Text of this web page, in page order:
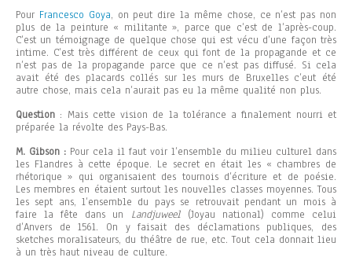
Pour Francesco Goya, on peut dire la même chose, ce n’est pas non
plus de la peinture « militante », parce que c’est de l’après-coup.
C’est un témoignage de quelque chose qui est vécu d’une façon très
intime. C’est très différent de ceux qui font de la propagande et ce
n’est pas de la propagande parce que ce n’est pas diffusé. Si cela
avait été des placards collés sur les murs de Bruxelles c’eut été
autre chose, mais cela n’aurait pas eu la même qualité non plus.
Question : Mais cette vision de la tolérance a finalement nourri et
préparée la révolte des Pays-Bas.
M. Gibson : Pour cela il faut voir l’ensemble du milieu culturel dans
les Flandres à cette époque. Le secret en était les « chambres de
rhétorique » qui organisaient des tournois d’écriture et de poésie.
Les membres en étaient surtout les nouvelles classes moyennes. Tous
les sept ans, l’ensemble du pays se retrouvait pendant un mois à
faire la fête dans un Landjuweel(Joyau national) comme celui
d’Anvers de 1561. On y faisait des déclamations publiques, des
sketches moralisateurs, du théâtre de rue, etc. Tout cela donnait lieu
à un très haut niveau de culture.